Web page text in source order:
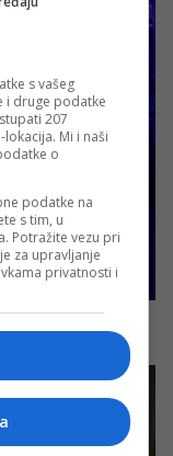
s vašeg
i druge podatke
207
Mi i naši
o
podatke na
s tim, u
Potražite vezu pri
za upravljanje
privatnosti i